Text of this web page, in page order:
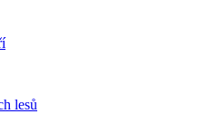
lesů